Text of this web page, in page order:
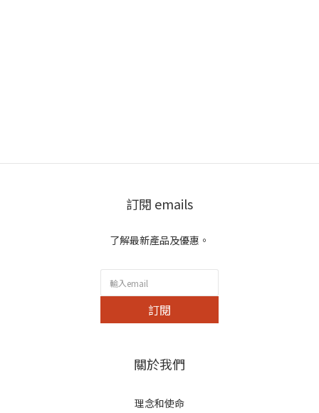
訂閱 emails
了解最新產品及優惠。
訂閱
關於我們
理念和使命